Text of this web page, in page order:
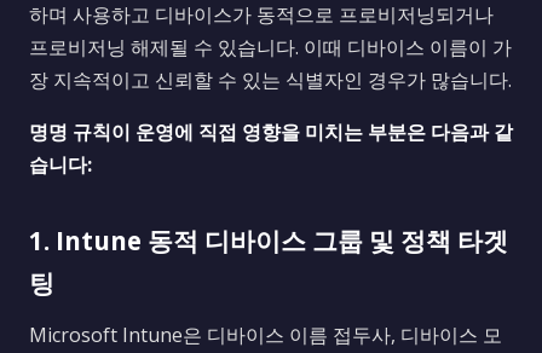
하며 사용하고 디바이스가 동적으로 프로비저닝되거나
프로비저닝 해제될 수 있습니다. 이때 디바이스 이름이 가
장 지속적이고 신뢰할 수 있는 식별자인 경우가 많습니다.
명명 규칙이 운영에 직접 영향을 미치는 부분은 다음과 같
습니다:
1. Intune 동적 디바이스 그룹 및 정책 타겟
팅
Microsoft Intune은 디바이스 이름 접두사, 디바이스 모